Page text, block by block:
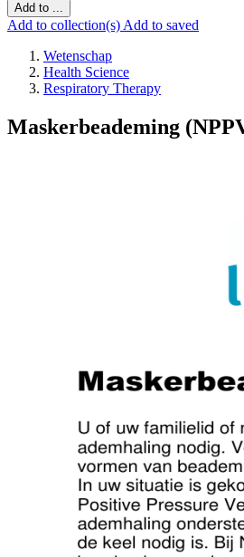
Add to ...
Add to collection(s) Add to saved
Wetenschap
Health Science
Respiratory Therapy
Maskerbeademing